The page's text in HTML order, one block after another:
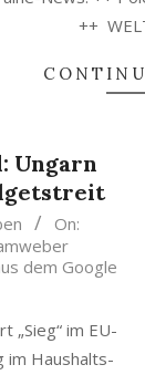
++
Ungarn
On:
dem Google
„Sieg“ im EU-
im Haushalts-